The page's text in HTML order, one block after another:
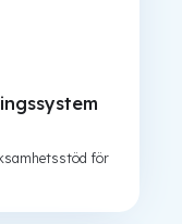
för